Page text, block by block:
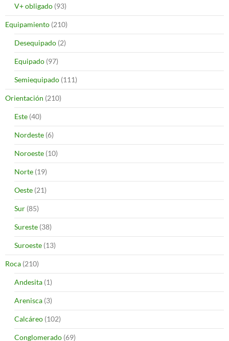
V+ obligado (93)
Equipamiento (210)
Desequipado (2)
Equipado (97)
Semiequipado (111)
Orientación (210)
Este (40)
Nordeste (6)
Noroeste (10)
Norte (19)
Oeste (21)
Sur (85)
Sureste (38)
Suroeste (13)
Roca (210)
Andesita (1)
Arenisca (3)
Calcáreo (102)
Conglomerado (69)